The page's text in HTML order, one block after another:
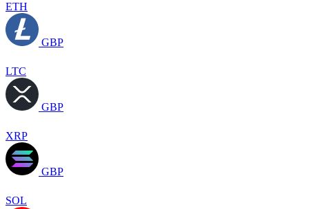
ETH
GBP
LTC
GBP
XRP
GBP
SOL